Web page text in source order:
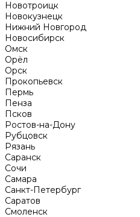
Новотроицк
Новокузнецк
Нижний Новгород
Новосибирск
Омск
Орёл
Орск
Прокопьевск
Пермь
Пенза
Псков
Ростов-на-Дону
Рубцовск
Рязань
Саранск
Сочи
Самара
Санкт-Петербург
Саратов
Смоленск